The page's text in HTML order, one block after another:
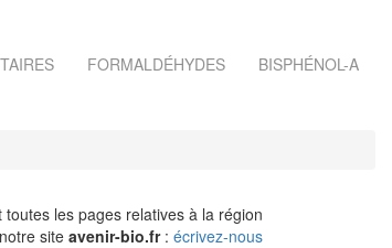
FORMALDÉHYDES BISPHÉNOL-A
les pages relatives à la région
site avenir-bio.fr: écrivez-nous